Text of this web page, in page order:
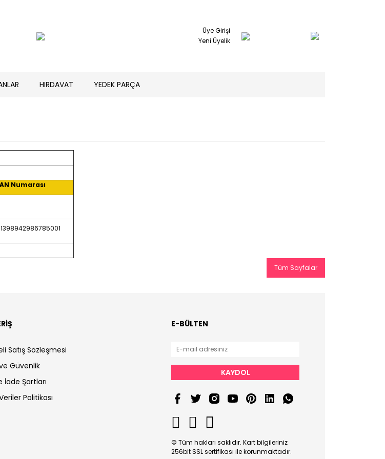
Üye Girişi
Yeni Üyelik
HIRDAVAT YEDEK PARÇA
Numarası
Tüm Sayfalar
Satış Sözleşmesi
Güvenlik
İade Şartları
Politikası
E-BÜLTEN
KAYDOL
© Tüm hakları saklıdır. Kart bilgileriniz
256bit SSL sertifikası ile korunmaktadır.